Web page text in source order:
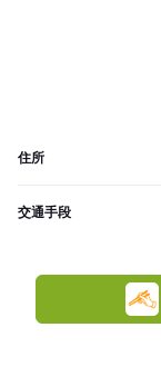
住所
交通手段